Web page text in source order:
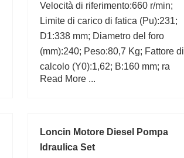
Velocità di riferimento:660 r/min;
Limite di carico di fatica (Pu):231;
D1:338 mm; Diametro del foro
(mm):240; Peso:80,7 Kg; Fattore di
calcolo (Y0):1,62; B:160 mm; ra
max.:3 mm;
Read More ...
Loncin Motore Diesel Pompa
Idraulica Set